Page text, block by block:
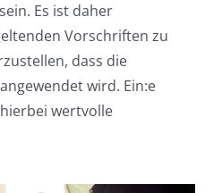
Es ist daher
Vorschriften zu
dass die
wird. Ein:e
wertvolle